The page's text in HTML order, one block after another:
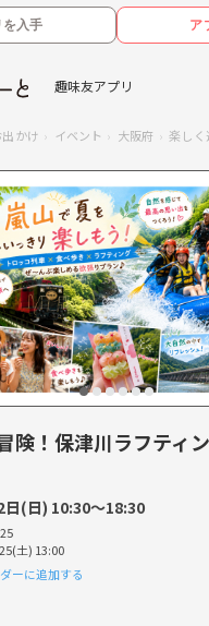
を入手 ア
趣味友アプリ
出かけ イベント 大阪府 楽し
！保津川ラフティ
日(日) 10:30〜18:30
土) 13:00
ーに追加する